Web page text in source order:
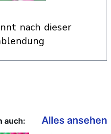
auch: Alles ansehen